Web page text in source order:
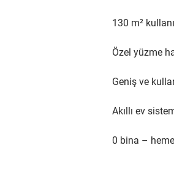
130 m²
Özel yüzme
Geniş ve
Akıllı ev
0 bina –